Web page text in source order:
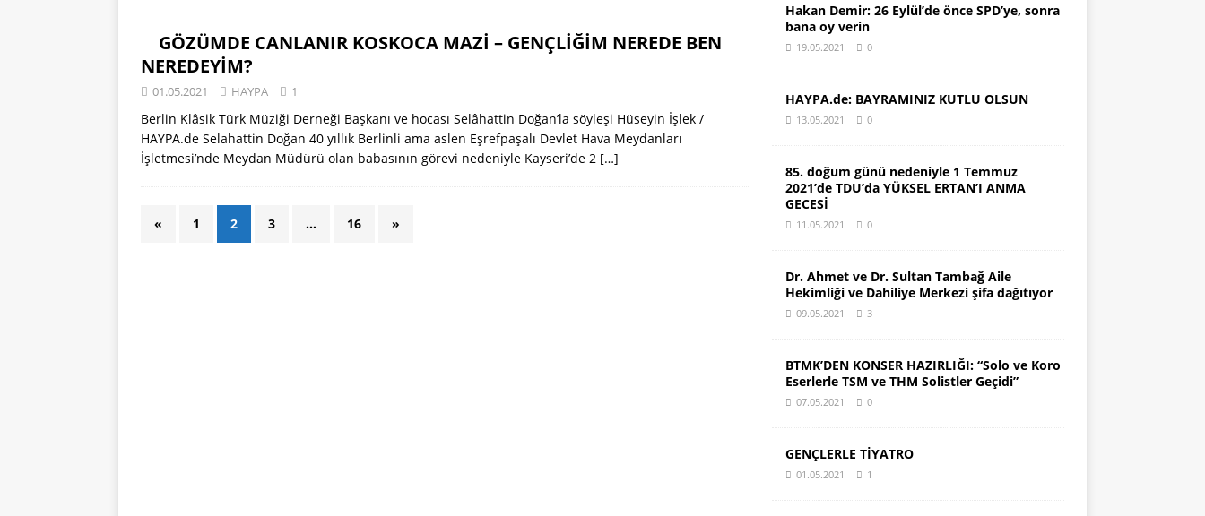
GÖZÜMDE CANLANIR KOSKOCA MAZİ – GENÇLİĞİM NEREDE BEN
NEREDEYİM?
01.05.2021 HAYPA 1
Berlin Klâsik Türk Müziği Derneği Başkanı ve hocası Selâhattin Doğan’la söyleşi Hüseyin İşlek /
HAYPA.de Selahattin Doğan 40 yıllık Berlinli ama aslen Eşrefpaşalı Devlet Hava Meydanları
İşletmesi’nde Meydan Müdürü olan babasının görevi nedeniyle Kayseri’de 2 […]
« 1 2 3 … 16 »
Hakan Demir: 26 Eylül’de önce SPD’ye, sonra
bana oy verin
19.05.2021 0
HAYPA.de: BAYRAMINIZ KUTLU OLSUN
13.05.2021 0
85. doğum günü nedeniyle 1 Temmuz
2021’de TDU’da YÜKSEL ERTAN’I ANMA
GECESİ
11.05.2021 0
Dr. Ahmet ve Dr. Sultan Tambağ Aile
Hekimliği ve Dahiliye Merkezi şifa dağıtıyor
09.05.2021 3
BTMK’DEN KONSER HAZIRLIĞI: “Solo ve Koro
Eserlerle TSM ve THM Solistler Geçidi”
07.05.2021 0
GENÇLERLE TİYATRO
01.05.2021 1